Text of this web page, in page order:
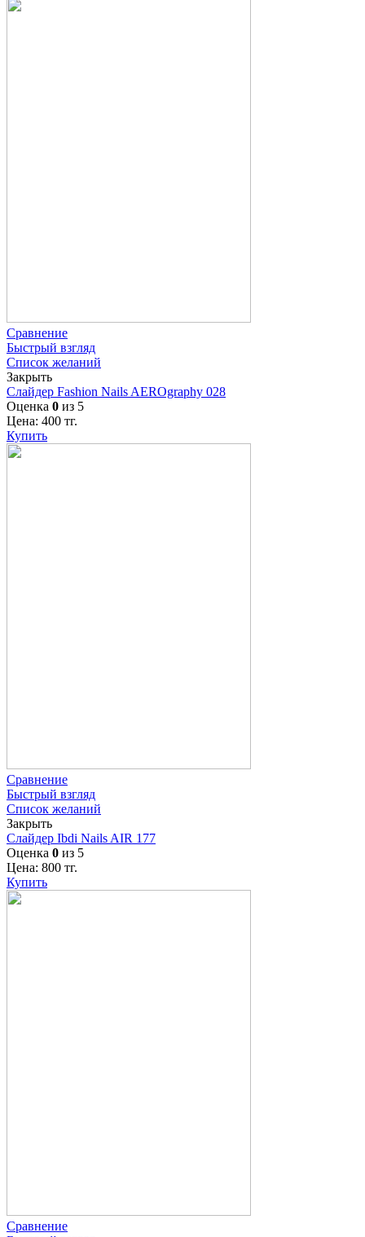
Сравнение
Быстрый взгляд
Список желаний
Закрыть
Слайдер Fashion Nails AEROgraphy 028
Оценка 0 из 5
Цена: 400 тг.
Купить
Сравнение
Быстрый взгляд
Список желаний
Закрыть
Слайдер Ibdi Nails AIR 177
Оценка 0 из 5
Цена: 800 тг.
Купить
Сравнение